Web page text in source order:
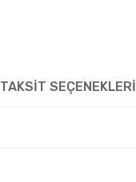
TAKSİT SEÇENEKLERİ